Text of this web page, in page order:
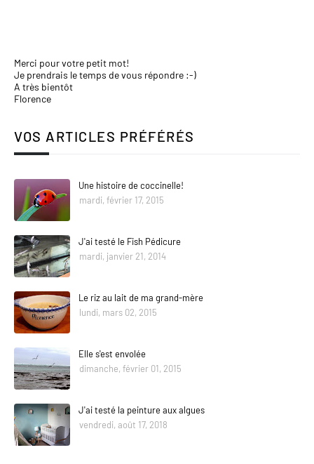
Merci pour votre petit mot!
Je prendrais le temps de vous répondre :-)
A très bientôt
Florence
VOS ARTICLES PRÉFÉRÉS
Une histoire de coccinelle!
mardi, février 17, 2015
J'ai testé le Fish Pédicure
mardi, janvier 21, 2014
Le riz au lait de ma grand-mère
lundi, mars 02, 2015
Elle s'est envolée
dimanche, février 01, 2015
J'ai testé la peinture aux algues
vendredi, août 17, 2018